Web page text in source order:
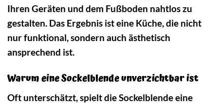
Ihren Geräten und dem Fußboden nahtlos zu
gestalten. Das Ergebnis ist eine Küche, die nicht
nur funktional, sondern auch ästhetisch
ansprechend ist.
Warum eine Sockelblende unverzichtbar ist
Oft unterschätzt, spielt die Sockelblende eine